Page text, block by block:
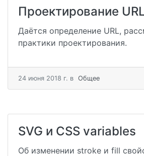
Проектирование
Даётся определение URL,
практики проектирования.
24 июня 2018 г. в Общее
SVG и CSS variables
Об изменении stroke и fill